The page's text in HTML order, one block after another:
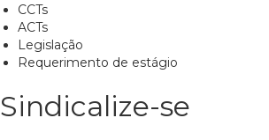
CCTs
ACTs
Legislação
Requerimento de estágio
Sindicalize-se